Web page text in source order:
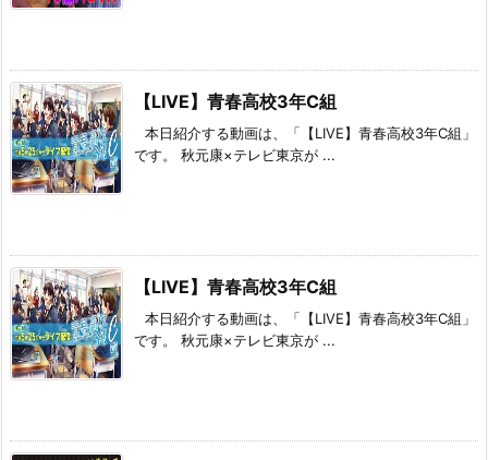
【LIVE】青春高校3年C組
本日紹介する動画は、「【LIVE】青春高校3年C組」
です。 秋元康×テレビ東京が ...
【LIVE】青春高校3年C組
本日紹介する動画は、「【LIVE】青春高校3年C組」
です。 秋元康×テレビ東京が ...